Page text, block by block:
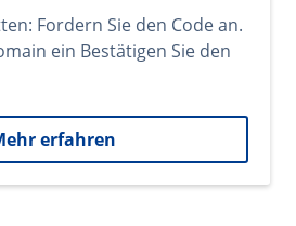
Fordern Sie den Code an.
ein Bestätigen Sie den
erfahren